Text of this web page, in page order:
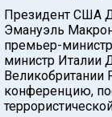
Президент США
Эмануэль
премьер-
министр Италии
конференцию,